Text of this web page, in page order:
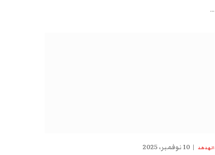
…
الهدهد 10 نوفمبر، 2025